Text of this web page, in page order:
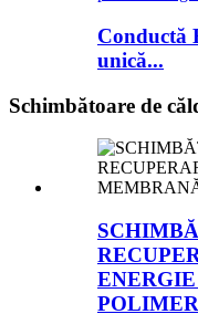
Conductă
unică...
Schimbătoare de